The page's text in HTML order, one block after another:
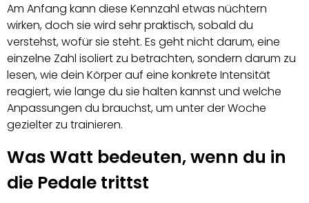
Am Anfang kann diese Kennzahl etwas nüchtern
wirken, doch sie wird sehr praktisch, sobald du
verstehst, wofür sie steht. Es geht nicht darum, eine
einzelne Zahl isoliert zu betrachten, sondern darum zu
lesen, wie dein Körper auf eine konkrete Intensität
reagiert, wie lange du sie halten kannst und welche
Anpassungen du brauchst, um unter der Woche
gezielter zu trainieren.
Was Watt bedeuten, wenn du in
die Pedale trittst